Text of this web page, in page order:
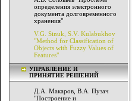
определения электронного
документа долговременного
хранения"
V.G. Sinuk, S.V. Kulabukhov
"Method for Classification of
Objects with Fuzzy Values of
Features"
УПРАВЛЕНИЕ И
ПРИНЯТИЕ РЕШЕНИЙ
Д.А. Макаров, В.А. Пузач
"Построение и